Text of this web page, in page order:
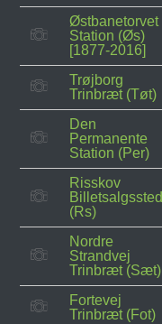
Østbanetorvet
Station (Øs)
[1877-2016]
Trøjborg
Trinbræt (Tøt)
Den
Permanente
Station (Per)
Risskov
Billetsalgssted
(Rs)
Nordre
Strandvej
Trinbræt (Sæt)
Fortevej
Trinbræt (Fot)